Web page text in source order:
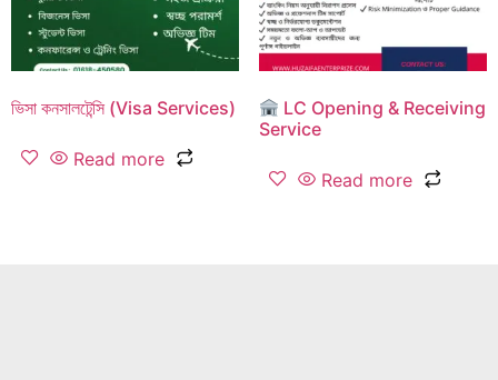
ভিসা কনসালটেন্সি (Visa Services)
Read more
LC Opening & Receiving
Service
Read more